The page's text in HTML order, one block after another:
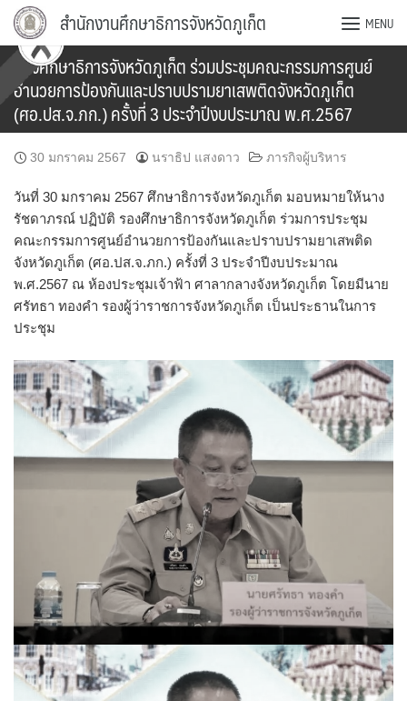
Skip
content
สำนักงานศึกษาธิการจังหวัดภูเก็ต MENU
รองศึกษาธิการจังหวัดภูเก็ต ร่วมประชุมคณะกรรมการศูนย์
อำนวยการป้องกันและปราบปรามยาเสพติดจังหวัดภูเก็ต
(ศอ.ปส.จ.ภก.) ครั้งที่ 3 ประจำปีงบประมาณ พ.ศ.2567
30 มกราคม 2567 นราธิป แสงดาว ภารกิจผู้บริหาร
วันที่ 30 มกราคม 2567 ศึกษาธิการจังหวัดภูเก็ต มอบหมายให้นาง
รัชดาภรณ์ ปฏิบัติ รองศึกษาธิการจังหวัดภูเก็ต ร่วมการประชุม
คณะกรรมการศูนย์อำนวยการป้องกันและปราบปรามยาเสพติด
จังหวัดภูเก็ต (ศอ.ปส.จ.ภก.) ครั้งที่ 3 ประจำปีงบประมาณ
พ.ศ.2567 ณ ห้องประชุมเจ้าฟ้า ศาลากลางจังหวัดภูเก็ต โดยมีนาย
ศรัทธา ทองคำ รองผู้ว่าราชการจังหวัดภูเก็ต เป็นประธานในการ
ประชุม